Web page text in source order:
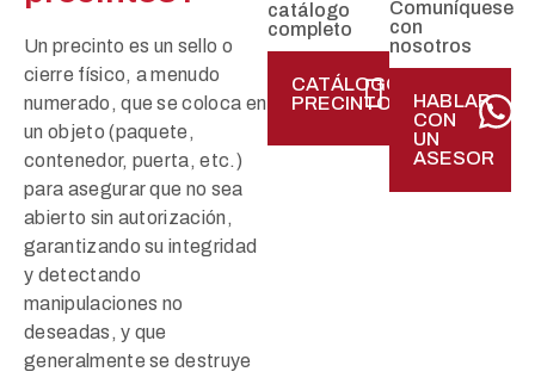
Un precinto es un sello o
cierre físico, a menudo
numerado, que se coloca en
un objeto (paquete,
contenedor, puerta, etc.)
para asegurar que no sea
abierto sin autorización,
garantizando su integridad
y detectando
manipulaciones no
deseadas, y que
generalmente se destruye
catálogo
completo
CATÁLOGO
PRECINTOS
Comuníquese
con
nosotros
HABLAR
CON
UN
ASESOR